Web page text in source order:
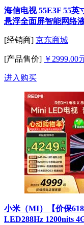
海信电视 55E3F 55
悬浮全面屏智能网络
[经销商] 京东商城
[产品售价] ￥2999.00
进入购买
小米（MI）【价保
LED288Hz 1200nits